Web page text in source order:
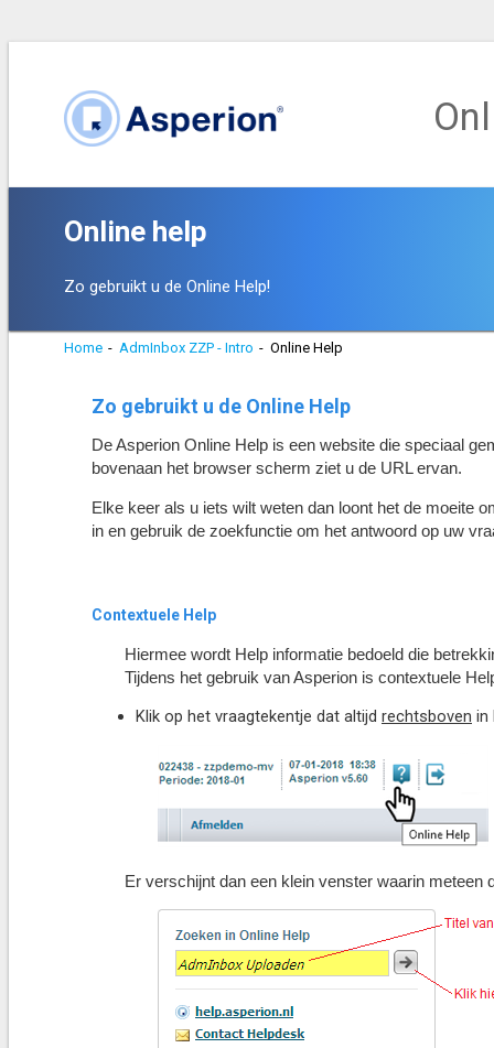
Online help
Zo gebruikt u de Online Help!
Home - AdmInbox ZZP - Intro - Online Help
Zo gebruikt u de Online Help
De Asperion Online Help is een website die speciaal
bovenaan het browser scherm ziet u de URL ervan.
Elke keer als u iets wilt weten dan loont het de moeite
in en gebruik de zoekfunctie om het antwoord op uw
Contextuele Help
Hiermee wordt Help informatie bedoeld die
Tijdens het gebruik van Asperion is contextuele
Klik op het vraagtekentje dat altijd rechtsboven in
Er verschijnt dan een klein venster waarin